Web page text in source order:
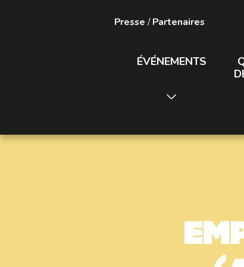
Presse/Partenaires
ÉVÉNEMENTS